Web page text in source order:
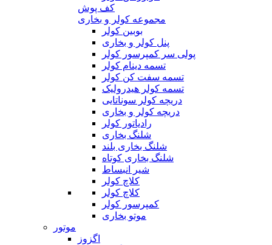
کف پوش
مجموعه کولر و بخاری
بوبین کولر
پنل کولر و بخاری
پولی سر کمپرسور کولر
تسمه دینام کولر
تسمه سفت کن کولر
تسمه کولر هیدرولیک
دریچه کولر سوناتایی
دریچه کولر و بخاری
رادیاتور کولر
شلنگ بخاری
شلنگ بخاری بلند
شلنگ بخاری کوتاه
شیر انبساط
کلاچ کولر
کلاچ کولر
کمپرسور کولر
موتو بخاری
موتور
اگزوز